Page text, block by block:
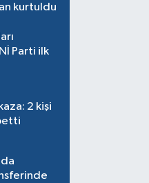
kurtuldu
Parti ilk
2 kişi